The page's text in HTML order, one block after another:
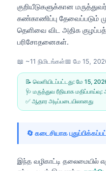
குறியீடுகளுக்கான
கண்காணிப்பு தேவைப்படும்
தெளிவை விட அதிக
பரிசோதனைகள்.
📖 ~11 நிமிடங்கள்📅 மே 15,
📝 வெளியிடப்பட்டது: மே 15,
🩺 மருத்துவ ரீதியாக மதிப்பாய்வு:
✅ ஆதார அடிப்படையிலானது
🔄 கடைசியாக
இந்த வழிகாட்டி தலைமையில்